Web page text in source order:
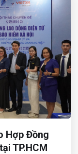
Hợp Đồng
TP.HCM